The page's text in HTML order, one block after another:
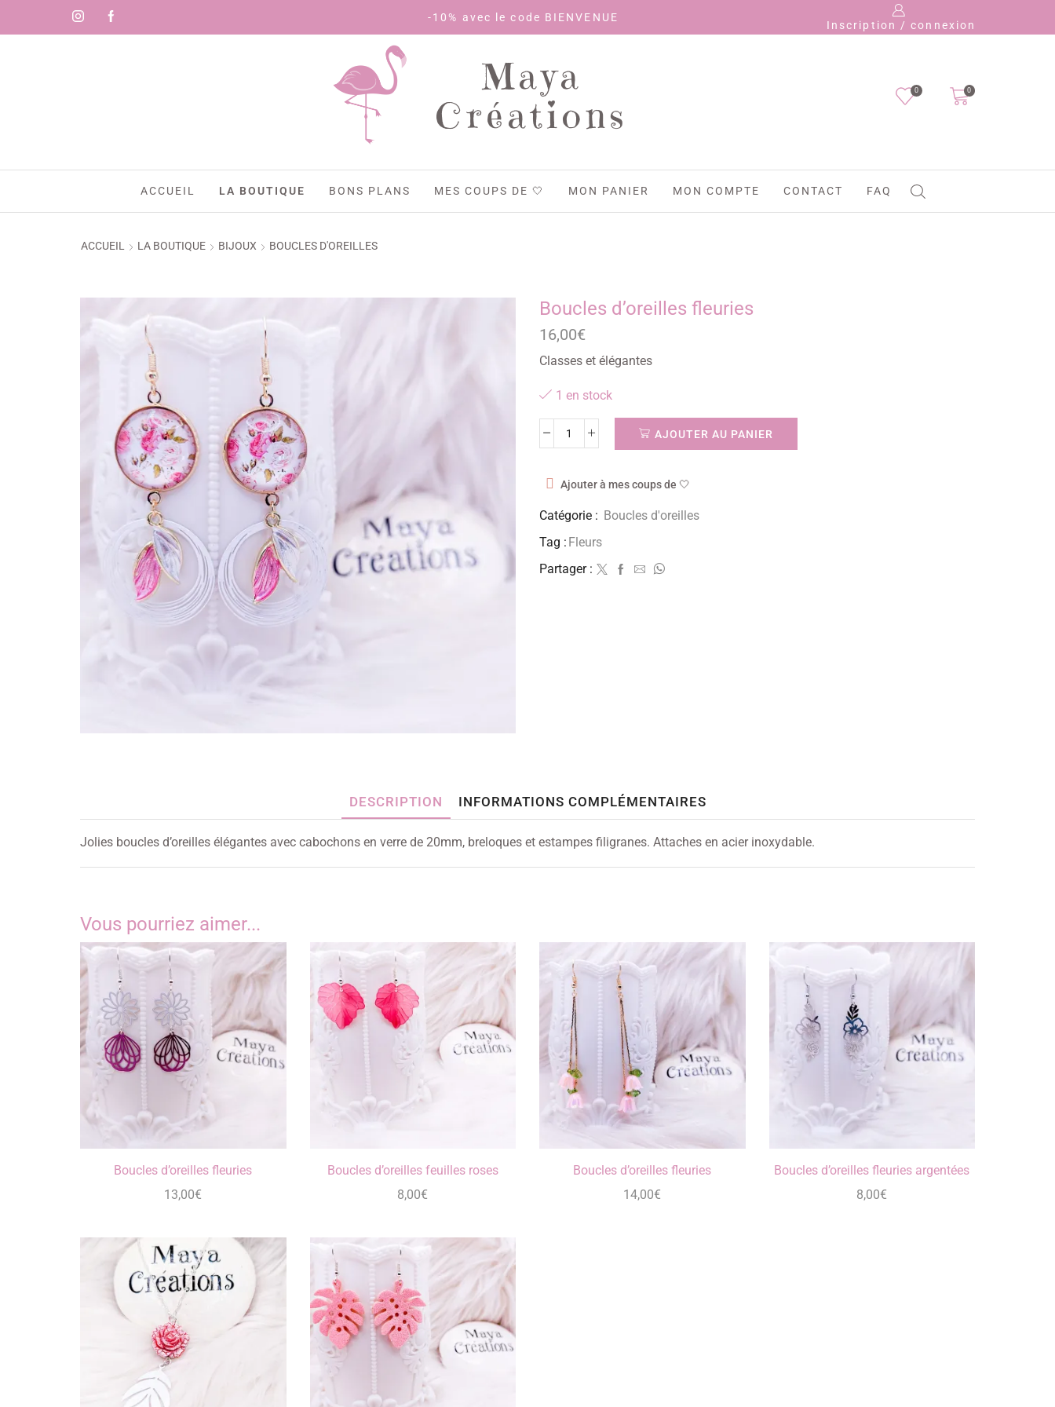
-10% avec le code BIENVENUE
Inscription / connexion
Maya
Créations
0 0
ACCUEIL LA BOUTIQUE BONS PLANS MES COUPS DE 🤍 MON PANIER MON COMPTE CONTACT FAQ
ACCUEIL LA BOUTIQUE BIJOUX BOUCLES D'OREILLES
Boucles d’oreilles fleuries
16,00€
Classes et élégantes
1 en stock
AJOUTER AU PANIER
Ajouter à mes coups de 🤍
Catégorie : Boucles d'oreilles
Tag : Fleurs
Partager :
DESCRIPTION INFORMATIONS COMPLÉMENTAIRES
Jolies boucles d’oreilles élégantes avec cabochons en verre de 20mm, breloques et estampes filigranes. Attaches en acier inoxydable.
Vous pourriez aimer...
Boucles d’oreilles fleuries
13,00€
Boucles d’oreilles feuilles roses
8,00€
Boucles d’oreilles fleuries
14,00€
Boucles d’oreilles fleuries argentées
8,00€